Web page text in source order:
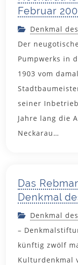
Februar
Denkmal
Der
Pumpwerks in
1903 vom
seiner
Jahre lang die
Neckarau…
Das
Denkmal
Denkmal
–
künftig zwölf
Kulturdenkmal